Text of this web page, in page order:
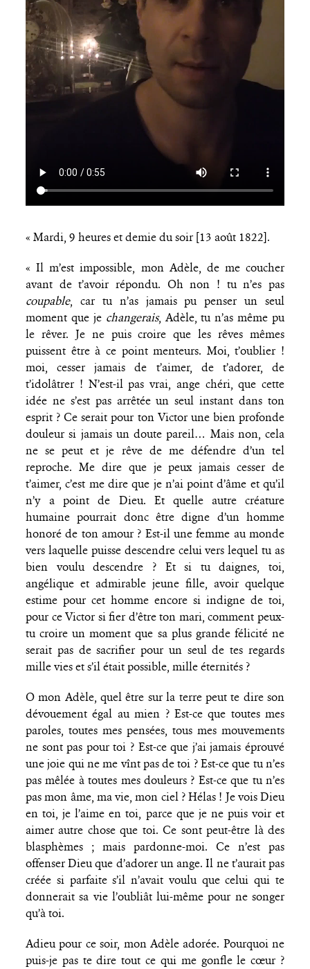
« Mardi, 9 heures et demie du soir [13 août 1822].
« Il m’est impossible, mon Adèle, de me coucher
avant de t’avoir répondu. Oh non ! tu n’es pas
coupable, car tu n’as jamais pu penser un seul
moment que je changerais, Adèle, tu n’as même pu
le rêver. Je ne puis croire que les rêves mêmes
puissent être à ce point menteurs. Moi, t’oublier !
moi, cesser jamais de t’aimer, de t’adorer, de
t’idolâtrer ! N’est-il pas vrai, ange chéri, que cette
idée ne s’est pas arrêtée un seul instant dans ton
esprit ? Ce serait pour ton Victor une bien profonde
douleur si jamais un doute pareil… Mais non, cela
ne se peut et je rêve de me défendre d’un tel
reproche. Me dire que je peux jamais cesser de
t’aimer, c’est me dire que je n’ai point d’âme et qu’il
n’y a point de Dieu. Et quelle autre créature
humaine pourrait donc être digne d’un homme
honoré de ton amour ? Est-il une femme au monde
vers laquelle puisse descendre celui vers lequel tu as
bien voulu descendre ? Et si tu daignes, toi,
angélique et admirable jeune fille, avoir quelque
estime pour cet homme encore si indigne de toi,
pour ce Victor si fier d’être ton mari, comment peux-
tu croire un moment que sa plus grande félicité ne
serait pas de sacrifier pour un seul de tes regards
mille vies et s’il était possible, mille éternités ?
O mon Adèle, quel être sur la terre peut te dire son
dévouement égal au mien ? Est-ce que toutes mes
paroles, toutes mes pensées, tous mes mouvements
ne sont pas pour toi ? Est-ce que j’ai jamais éprouvé
une joie qui ne me vînt pas de toi ? Est-ce que tu n’es
pas mêlée à toutes mes douleurs ? Est-ce que tu n’es
pas mon âme, ma vie, mon ciel ? Hélas ! Je vois Dieu
en toi, je l’aime en toi, parce que je ne puis voir et
aimer autre chose que toi. Ce sont peut-être là des
blasphèmes ; mais pardonne-moi. Ce n’est pas
offenser Dieu que d’adorer un ange. Il ne t’aurait pas
créée si parfaite s’il n’avait voulu que celui qui te
donnerait sa vie l’oubliât lui-même pour ne songer
qu’à toi.
Adieu pour ce soir, mon Adèle adorée. Pourquoi ne
puis-je pas te dire tout ce qui me gonfle le cœur ?